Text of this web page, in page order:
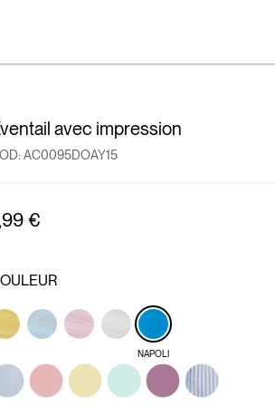
avec impression
AC0095DOAY15
€
NAPOLI